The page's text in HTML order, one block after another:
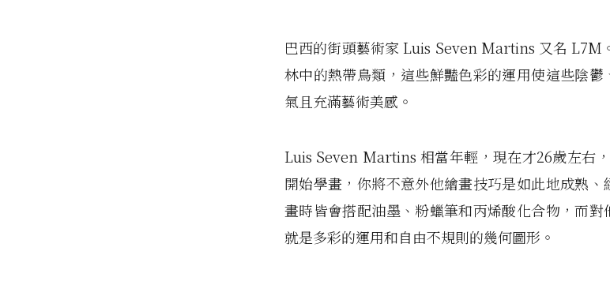
巴西的街頭藝術家 Luis Seven Martins 又名 L7M
林中的熱帶鳥類，這些鮮豔色彩的運用使這些陰
氣且充滿藝術美感。
Luis Seven Martins 相當年輕，現在才26歲左右
開始學畫，你將不意外他繪畫技巧是如此地成熟
畫時皆會搭配油墨、粉蠟筆和丙烯酸化合物，而
就是多彩的運用和自由不規則的幾何圖形。